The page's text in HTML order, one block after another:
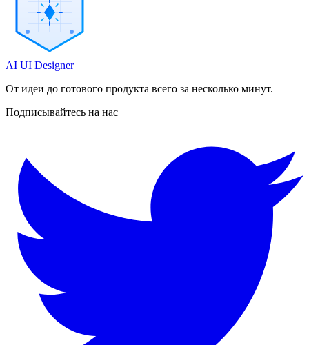
AI UI Designer
От идеи до готового продукта всего за несколько минут.
Подписывайтесь на нас